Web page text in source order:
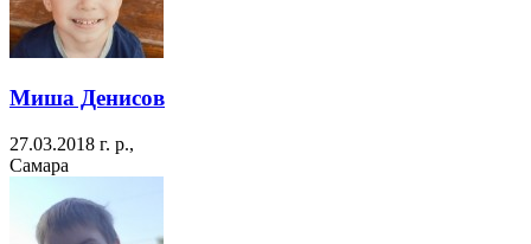
Миша Денисов
27.03.2018 г. р.,
Самара